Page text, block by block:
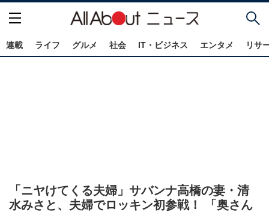
連載 ライフ グルメ 社会 IT・ビジネス エンタメ リサ
「ニヤけてくる夫婦」サバンナ高橋の妻・清
水みさと、夫婦でロッキン初参戦！ 「奥さん